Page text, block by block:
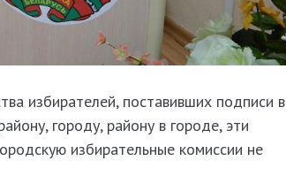
избирателей, поставивших подписи в
городу, району в городе, эти
избирательные комиссии не